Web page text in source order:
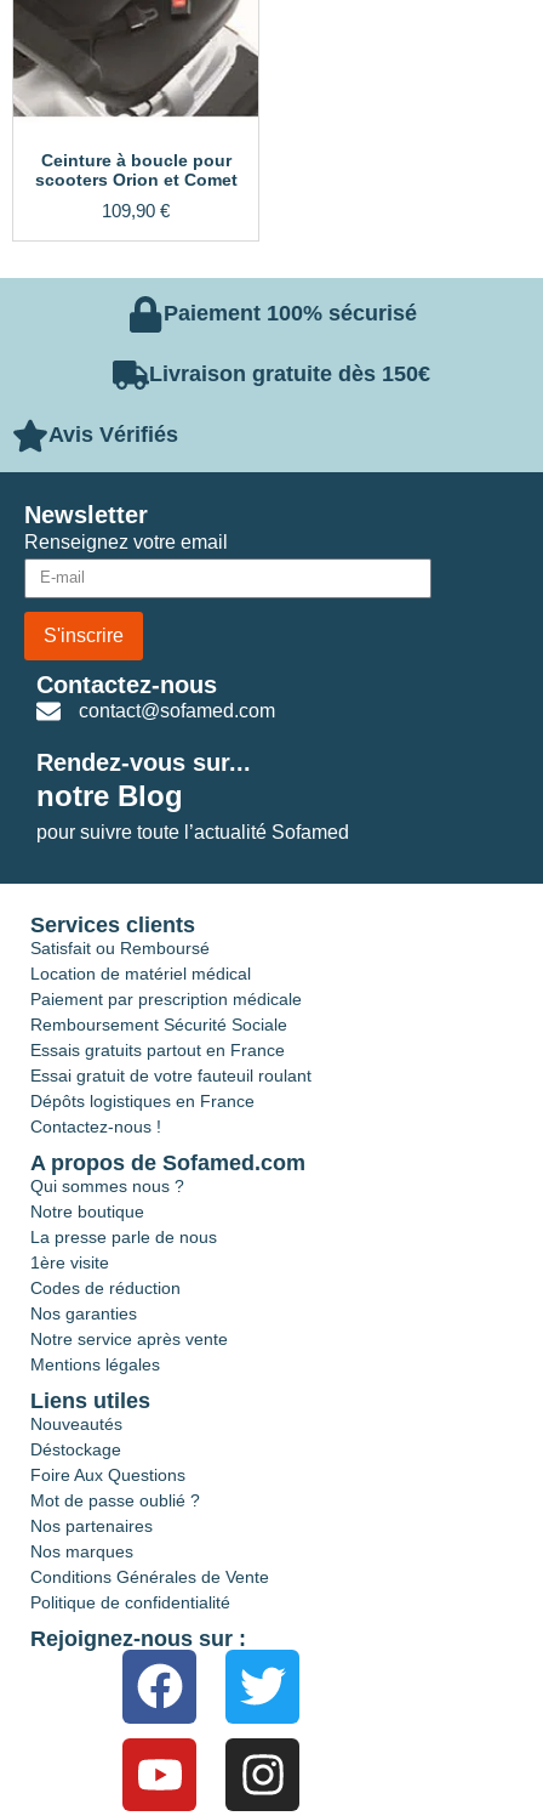
Ceinture à boucle pour
scooters Orion et Comet
109,90 €
Paiement 100% sécurisé
Livraison gratuite dès 150€
Avis Vérifiés
Renseignez votre email
S'inscrire
Newsletter
Contactez-nous
contact@sofamed.com
Rendez-vous sur...
notre Blog
pour suivre toute l’actualité Sofamed
Services clients
Satisfait ou Remboursé
Location de matériel médical
Paiement par prescription médicale
Remboursement Sécurité Sociale
Essais gratuits partout en France
Essai gratuit de votre fauteuil roulant
Dépôts logistiques en France
Contactez-nous !
A propos de Sofamed.com
Qui sommes nous ?
Notre boutique
La presse parle de nous
1ère visite
Codes de réduction
Nos garanties
Notre service après vente
Mentions légales
Liens utiles
Nouveautés
Déstockage
Foire Aux Questions
Mot de passe oublié ?
Nos partenaires
Nos marques
Conditions Générales de Vente
Politique de confidentialité
Rejoignez-nous sur :